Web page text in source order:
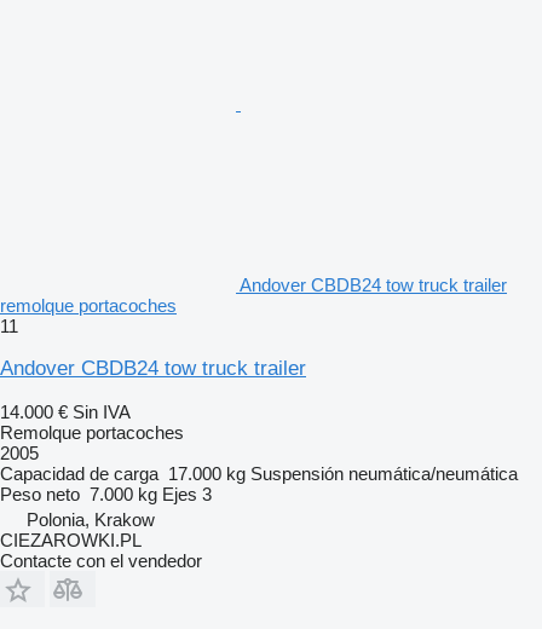
Andover CBDB24 tow truck trailer
remolque portacoches
11
Andover CBDB24 tow truck trailer
14.000 € Sin IVA
Remolque portacoches
2005
Capacidad de carga 17.000 kg Suspensión neumática/neumática
Peso neto 7.000 kg Ejes 3
Polonia, Krakow
CIEZAROWKI.PL
Contacte con el vendedor